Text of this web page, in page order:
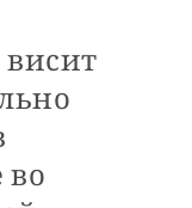
висит
во